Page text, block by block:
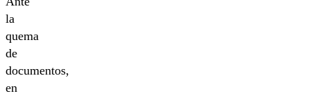
la
quema
de
documentos,
en